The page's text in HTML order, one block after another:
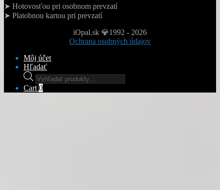
➤ Hotovosťou pri osobnom prevzatí
➤ Platobnou kartou pri prevzatí
iOpal.sk 💎1992 - 2026
Ochrana osobných údajov
Môj účet
Hľadať
Products
search
Cart 0